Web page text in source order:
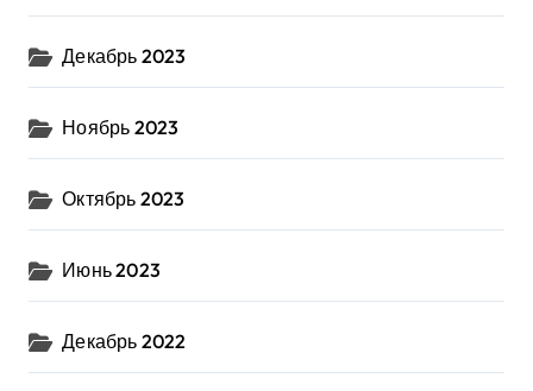
Декабрь 2023
Ноябрь 2023
Октябрь 2023
Июнь 2023
Декабрь 2022